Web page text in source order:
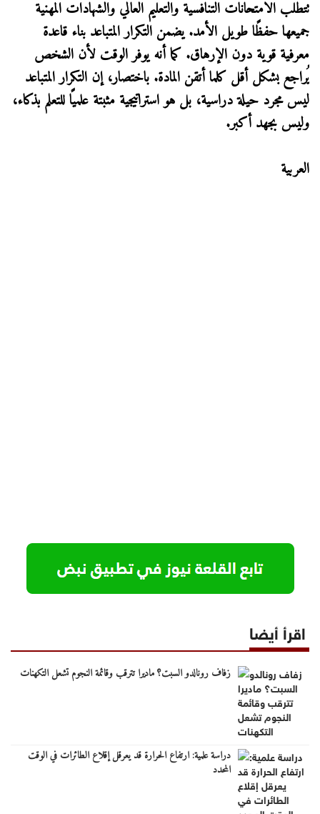
تتطلب الامتحانات التنافسية والتعليم العالي والشهادات المهنية
جميعها حفظًا طويل الأمد. يضمن التكرار المتباعد بناء قاعدة
معرفية قوية دون الإرهاق. كما أنه يوفر الوقت لأن الشخص
يُراجع بشكل أقل كلما أتقن المادة. باختصار، إن التكرار المتباعد
ليس مجرد حيلة دراسية، بل هو استراتيجية مثبتة علميًا للتعلم بذكاء،
وليس بجهد أكبر.
العربية
اقرأ أيضا
زفاف رونالدو السبت؟ ماديرا تترقب وقائمة النجوم تشعل التكهنات
دراسة علمية: ارتفاع الحرارة قد يعرقل إقلاع الطائرات في الوقت
المحدد